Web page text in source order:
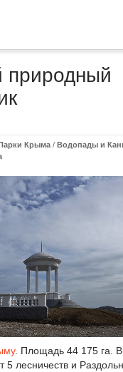
природный
Крыма / Водопады и
. Площадь 44 175 га. В
5 лесничеств и